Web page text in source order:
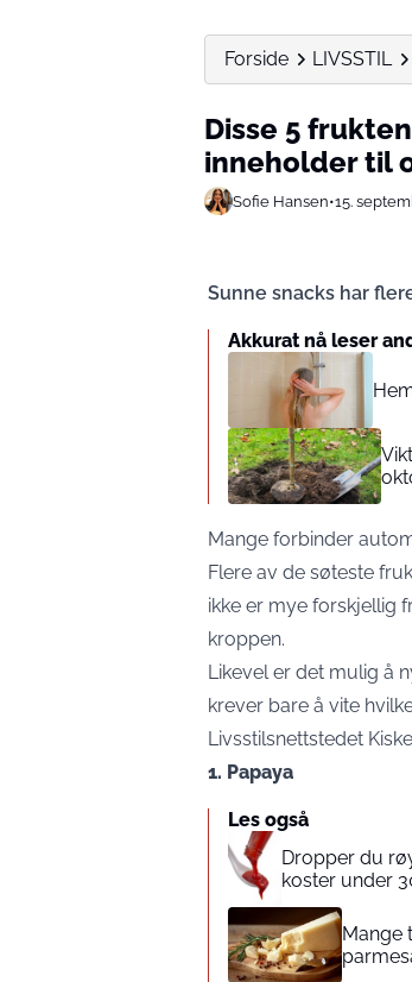
Forside LIVSSTIL
Disse 5
inneholder til
Sofie Hansen•15.
Sunne snacks har
Akkurat nå leser
Mange forbinder
Flere av de søteste
ikke er mye forskjellig
kroppen.
Likevel er det mulig å
krever bare å vite
Livsstilsnettstedet
1. Papaya
Les også
Dropper du
koster under
Mange